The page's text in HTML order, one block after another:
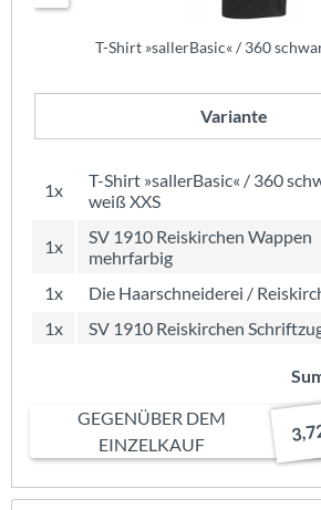
T-Shirt »sallerBasic« / 360
Variante
1x
T-Shirt »sallerBasic« / 360
weiß XXS
1x
SV 1910 Reiskirchen Wappen
mehrfarbig
1x Die Haarschneiderei /
1x
SV 1910 Reiskirchen
GEGENÜBER DEM
EINZELKAUF